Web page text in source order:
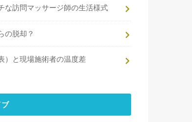
な訪問マッサージ師の生活様式
の脱却？
）と現場施術者の温度差
ブ